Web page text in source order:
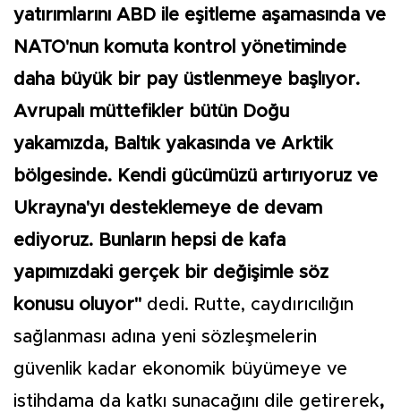
yatırımlarını ABD ile eşitleme aşamasında ve
NATO'nun komuta kontrol yönetiminde
daha büyük bir pay üstlenmeye başlıyor.
Avrupalı müttefikler bütün Doğu
yakamızda, Baltık yakasında ve Arktik
bölgesinde. Kendi gücümüzü artırıyoruz ve
Ukrayna'yı desteklemeye de devam
ediyoruz. Bunların hepsi de kafa
yapımızdaki gerçek bir değişimle söz
konusu oluyor" dedi. Rutte, caydırıcılığın
sağlanması adına yeni sözleşmelerin
güvenlik kadar ekonomik büyümeye ve
istihdama da katkı sunacağını dile getirerek,